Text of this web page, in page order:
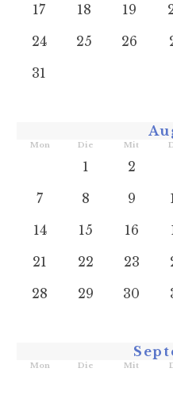
17
18 19
24
25 26
31
Mon Die Mit
1 2
7
8 9
14
15 16
21
22 23
28
29 30
Mon Die Mit